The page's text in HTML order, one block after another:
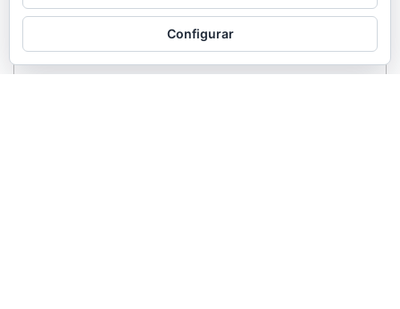
Configurar